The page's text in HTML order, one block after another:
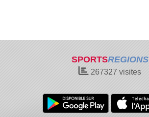
SPORTSREGIONS
267327 visites